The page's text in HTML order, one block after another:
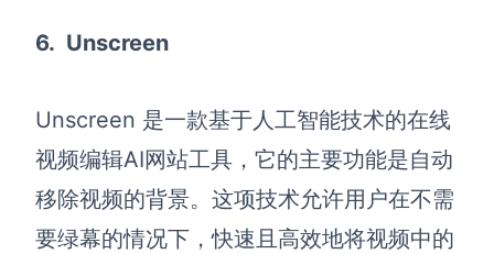
6. Unscreen
Unscreen 是一款基于人工智能技术的在线
视频编辑AI网站工具 ，它的主要功能是自动
移除视频的背景。这项技术允许用户在不需
要绿幕的情况下，快速且高效地将视频中的